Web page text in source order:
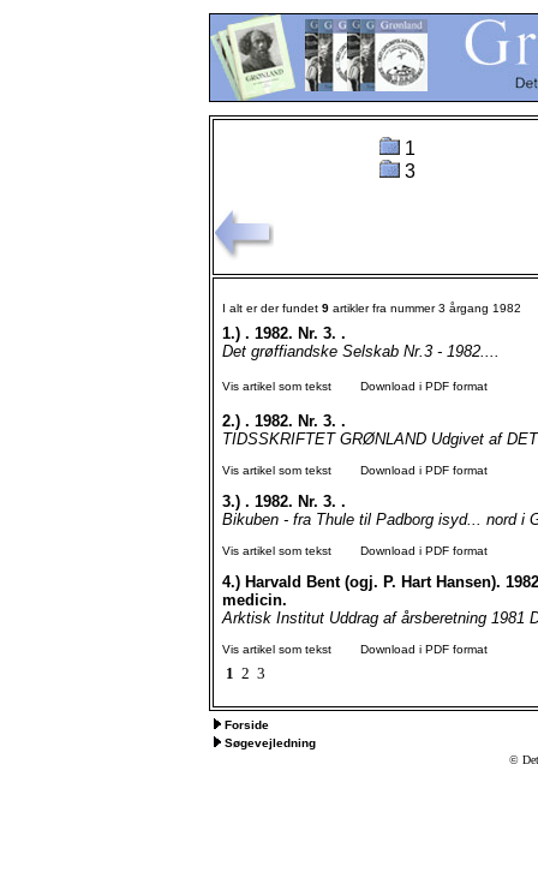
1
3
I alt er der fundet 9 artikler fra nummer 3 årgang 1982
1.) . 1982. Nr. 3. .
Det grøffiandske Selskab Nr.3 - 1982....
Vis artikel som tekst Download i PDF format
2.) . 1982. Nr. 3. .
TIDSSKRIFTET GRØNLAND Udgivet af
Vis artikel som tekst Download i PDF format
3.) . 1982. Nr. 3. .
Bikuben - fra Thule til Padborg isyd... nord i
Vis artikel som tekst Download i PDF format
4.) Harvald Bent (ogj. P. Hart Hansen).
medicin.
Arktisk Institut Uddrag af årsberetning 1981
Vis artikel som tekst Download i PDF format
1 2 3
Forside
Søgevejledning
© Det